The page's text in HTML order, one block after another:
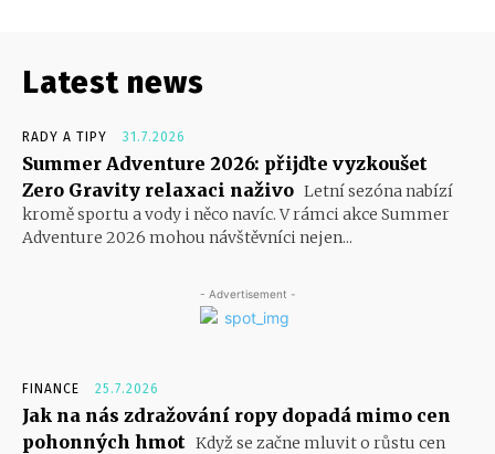
Latest news
RADY A TIPY 31.7.2026
Summer Adventure 2026: přijďte vyzkoušet
Zero Gravity relaxaci naživo Letní sezóna nabízí
kromě sportu a vody i něco navíc. V rámci akce Summer
Adventure 2026 mohou návštěvníci nejen...
- Advertisement -
FINANCE 25.7.2026
Jak na nás zdražování ropy dopadá mimo cen
pohonných hmot Když se začne mluvit o růstu cen